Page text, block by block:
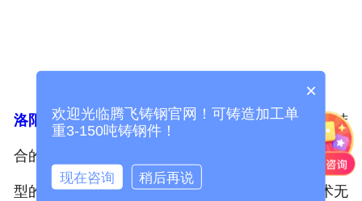
洛阳大型铸钢件是国内原生技术与国外先进技术相结
合的产物，在我国是各类机械产品的集中地，各大小
型的物件制造技术已经相当成熟，这里的制造技术无
×
欢迎光临腾飞铸钢官网！可铸造加工单
重3-150吨铸钢件！
现在咨询 稍后再说